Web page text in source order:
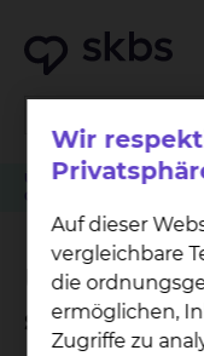
Über uns
Grüne Damen & Herren
Wir
Auf dieser
vergleichbare
die
ermöglichen,
Zugriffe zu